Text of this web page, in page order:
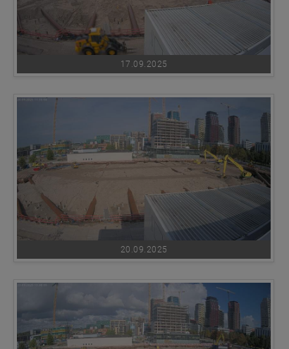
17.09.2025
20.09.2025